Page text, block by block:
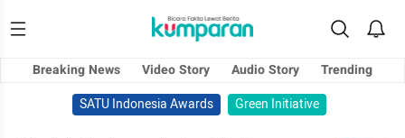
Breaking News Video Story Audio Story
Trending
SATU Indonesia Awards
Green Initiative